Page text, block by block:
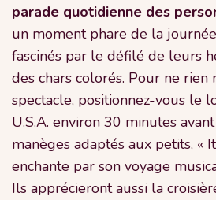
parade quotidienne des
un moment phare de la
fascinés par le défilé de leurs
des chars colorés. Pour ne rien
spectacle, positionnez-vous le
U.S.A. environ 30 minutes
manèges adaptés aux petits, «
enchante par son voyage
Ils apprécieront aussi la